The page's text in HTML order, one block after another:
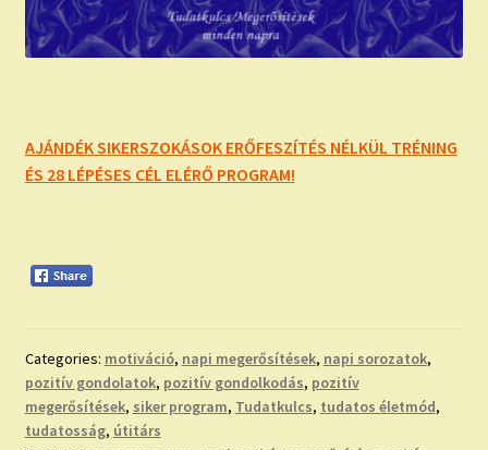
AJÁNDÉK SIKERSZOKÁSOK ERŐFESZÍTÉS NÉLKÜL TRÉNING
ÉS 28 LÉPÉSES CÉL ELÉRŐ PROGRAM!
Categories: motiváció, napi megerősítések, napi sorozatok,
pozitív gondolatok, pozitív gondolkodás, pozitív
megerősítések, siker program, Tudatkulcs, tudatos életmód,
tudatosság, útitárs